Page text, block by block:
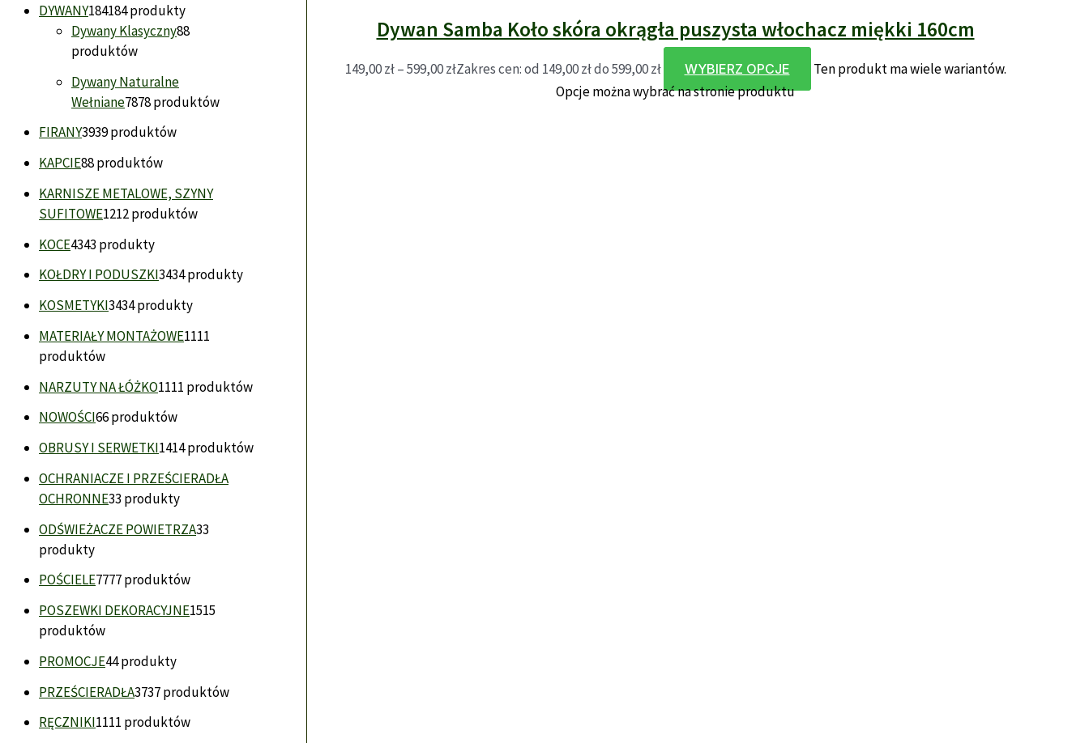
DYWANY184184 produkty
Dywany Klasyczny88
produktów
Dywany Naturalne
Wełniane7878 produktów
FIRANY3939 produktów
KAPCIE88 produktów
KARNISZE METALOWE, SZYNY
SUFITOWE1212 produktów
KOCE4343 produkty
KOŁDRY I PODUSZKI3434 produkty
KOSMETYKI3434 produkty
MATERIAŁY MONTAŻOWE1111
produktów
NARZUTY NA ŁÓŻKO1111 produktów
NOWOŚCI66 produktów
OBRUSY I SERWETKI1414 produktów
OCHRANIACZE I PRZEŚCIERADŁA
OCHRONNE33 produkty
ODŚWIEŻACZE POWIETRZA33
produkty
POŚCIELE7777 produktów
POSZEWKI DEKORACYJNE1515
produktów
PROMOCJE44 produkty
PRZEŚCIERADŁA3737 produktów
RĘCZNIKI1111 produktów
Dywan Samba Koło skóra okrągła puszysta włochacz miękki 160cm
149,00zł –599,00złZakres cen: od 149,00 zł do 599,00 zł WYBIERZ OPCJE
Ten produkt ma wiele wariantów.
Opcje można wybrać na stronie produktu